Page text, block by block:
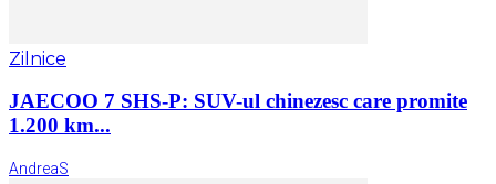
Zilnice
JAECOO 7 SHS-P: SUV-ul chinezesc care promite
1.200 km...
AndreaS